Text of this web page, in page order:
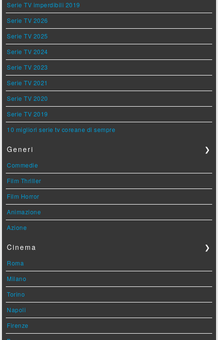
Serie TV imperdibili 2019
Serie TV 2026
Serie TV 2025
Serie TV 2024
Serie TV 2023
Serie TV 2021
Serie TV 2020
Serie TV 2019
10 migliori serie tv coreane di sempre
Generi ❯
Commedie
Film Thriller
Film Horror
Animazione
Azione
Cinema ❯
Roma
Milano
Torino
Napoli
Firenze